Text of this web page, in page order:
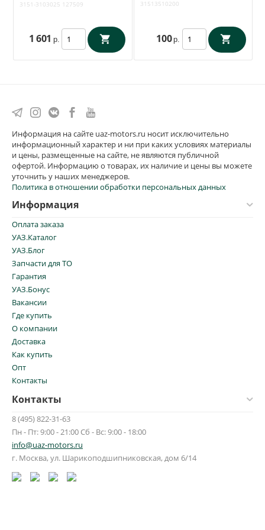
3151-3103025 127509
1 601 р.
31513510200
100 р.
Информация на сайте uaz-motors.ru носит исключительно
информационный характер и ни при каких условиях материалы
и цены, размещенные на сайте, не являются публичной
офертой. Информацию о товарах, их наличие и цены вы можете
уточнить у наших менеджеров.
Политика в отношении обработки персональных данных
Информация
Оплата заказа
УАЗ.Каталог
УАЗ.Блог
Запчасти для ТО
Гарантия
УАЗ.Бонус
Вакансии
Где купить
О компании
Доставка
Как купить
Опт
Контакты
Контакты
8 (495) 822-31-63
Пн - Пт: 9:00 - 21:00 Сб - Вс: 9:00 - 18:00
info@uaz-motors.ru
г. Москва, ул. Шарикоподшипниковская, дом 6/14